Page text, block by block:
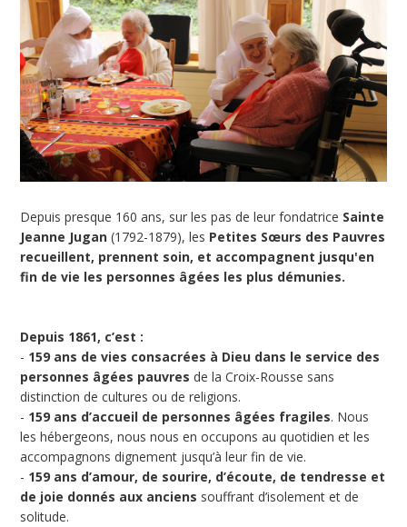
Depuis presque 160 ans, sur les pas de leur fondatrice Sainte
Jeanne Jugan (1792-1879), les Petites Sœurs des Pauvres
recueillent, prennent soin, et accompagnent jusqu'en
fin de vie les personnes âgées les plus démunies.
Depuis 1861, c’est :
- 159 ans de vies consacrées à Dieu dans le service des
personnes âgées pauvres de la Croix-Rousse sans
distinction de cultures ou de religions.
- 159 ans d’accueil de personnes âgées fragiles. Nous
les hébergeons, nous nous en occupons au quotidien et les
accompagnons dignement jusqu’à leur fin de vie.
- 159 ans d’amour, de sourire, d’écoute, de tendresse et
de joie donnés aux anciens souffrant d’isolement et de
solitude.